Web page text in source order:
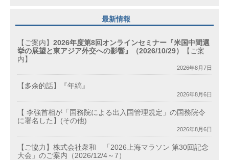
最新情報
【ご案内】 2026年度第8回オンラインセミナー『米国中間選
挙の展望と東アジア外交への影響』（2026/10/29）
【ご案
内】
2026年8月7日
【多余的話】『年縞』
2026年8月6日
【 李強首相が「国務院による出入国管理規定」の国務院令
に署名した】(その他)
2026年8月6日
【ご協力】株式会社衆和 「2026上海マラソン 第30回記念
大会」のご案内（2026/12/4～7）